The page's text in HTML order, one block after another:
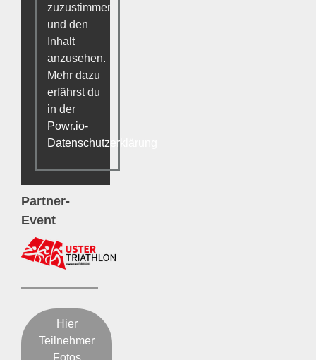
zuzustimmen
und den
Inhalt
anzusehen.
Mehr dazu
erfährst du
in der
Powr.io-
Datenschutzerklärung
Partner-
Event
Hier
Teilnehmer
Fotos